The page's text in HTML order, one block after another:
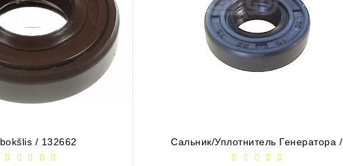
/ 132662
Сальник/Уплотнитель Генератора /
132661